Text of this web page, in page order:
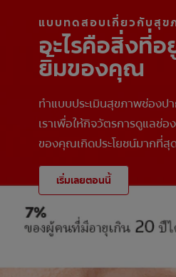
แบบทดสอบเกี่ยวกับสุข
อะไรคือสิ่งที่
ยิ้มของคุณ
ทำแบบประเมินสุขภาพช่องป
เราเพื่อให้กิจวัตรการดูแลช่อ
ของคุณเกิดประโยชน์มากที่สุ
เริ่มเลยตอนนี้